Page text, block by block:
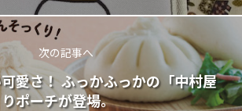
次の記事へ
愛さ！ ふっかふっかの「中村屋
ポーチが登場。